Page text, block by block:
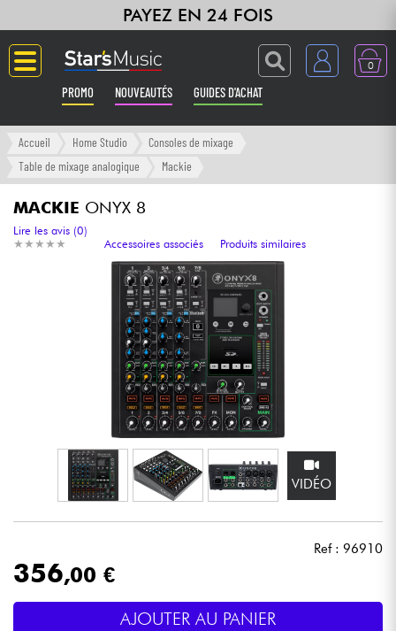
PAYEZ EN 24 FOIS
0
PROMO NOUVEAUTÉS GUIDES D'ACHAT
Langue
Amplis & Effets
Claviers & Pianos
Synthés & Sampleurs
Home Studio
Micros & HF
Eclairage
Accueil Home Studio
Consoles de mixage
Table de mixage analogique
Mackie
MACKIE ONYX 8
★ ★ ★ ★ ★
★ ★ ★ ★ ★
Lire les avis (0)
Accessoires associés
Produits similaires
VIDÉO
Ref : 96910
356,00 €
AJOUTER AU PANIER